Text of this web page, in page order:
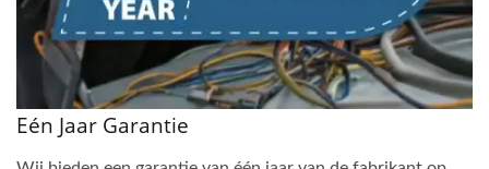
Eén Jaar Garantie